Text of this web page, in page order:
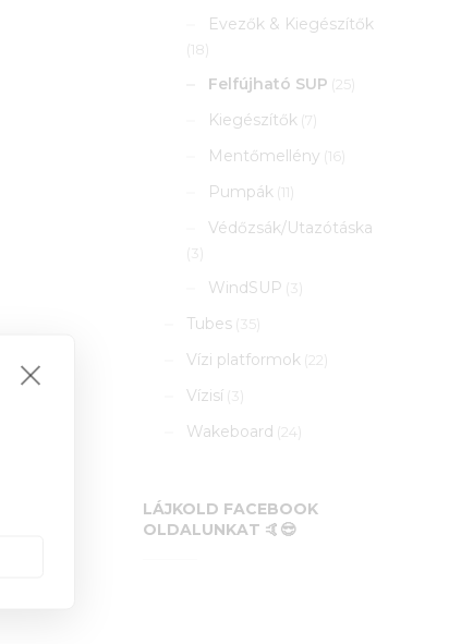
Evezők & Kiegészítők
(18)
Felfújható SUP (25)
Kiegészítők (7)
Mentőmellény (16)
Pumpák (11)
Védőzsák/Utazótáska
(3)
WindSUP (3)
Tubes (35)
Vízi platformok (22)
Vízisí (3)
Wakeboard (24)
LÁJKOLD FACEBOOK
OLDALUNKAT 🤙😎